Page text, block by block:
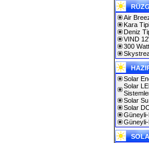
Air
Kara
Deniz
VIND
300
Solar
Solar
Solar
Solar
Güneyli-